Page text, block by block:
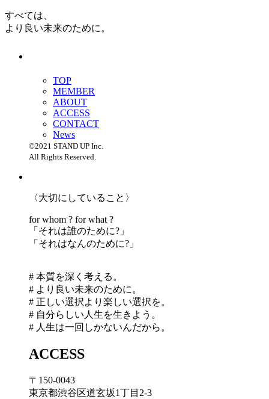
すべては、
より良い未来のために。
TOP
MEMBER
ABOUT
ACCESS
CONTACT
News
©2021 STAND UP Inc.
All Rights Reserved.
〈大切にしていること〉
for whom ? for what ?
「 それは誰のために?」
「 それはなんのために?」
# 本質を深く考える。
# より良い未来のために。
# 正しい選択より楽しい選択を。
# 自分らしい人生を生きよう。
# 人生は一回しかないんだから。
ACCESS
〒150-0043
東京都渋谷区道玄坂1丁目2-3